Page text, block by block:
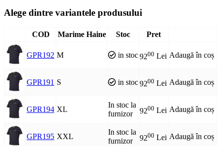
Alege dintre variantele produsului
COD Marime Haine Stoc Pret
GPR192 M in stoc9200 Lei Adaugă în coș
GPR191 S in stoc9200 Lei Adaugă în coș
GPR194 XL
In stoc la
furnizor
9200 Lei Adaugă în coș
GPR195 XXL
In stoc la
furnizor
9200 Lei Adaugă în coș